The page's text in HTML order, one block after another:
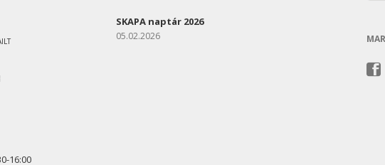
16:00
SKAPA naptár 2026
05.02.2026